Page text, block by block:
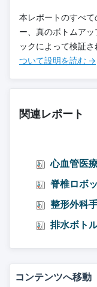
本レポートのすべ
ー、真のボトムア
ックによって検証さ
ついて設明を読む →
関連レポート
心血管医
脊椎ロボ
整形外科
排水ボト
コンテンツへ移動